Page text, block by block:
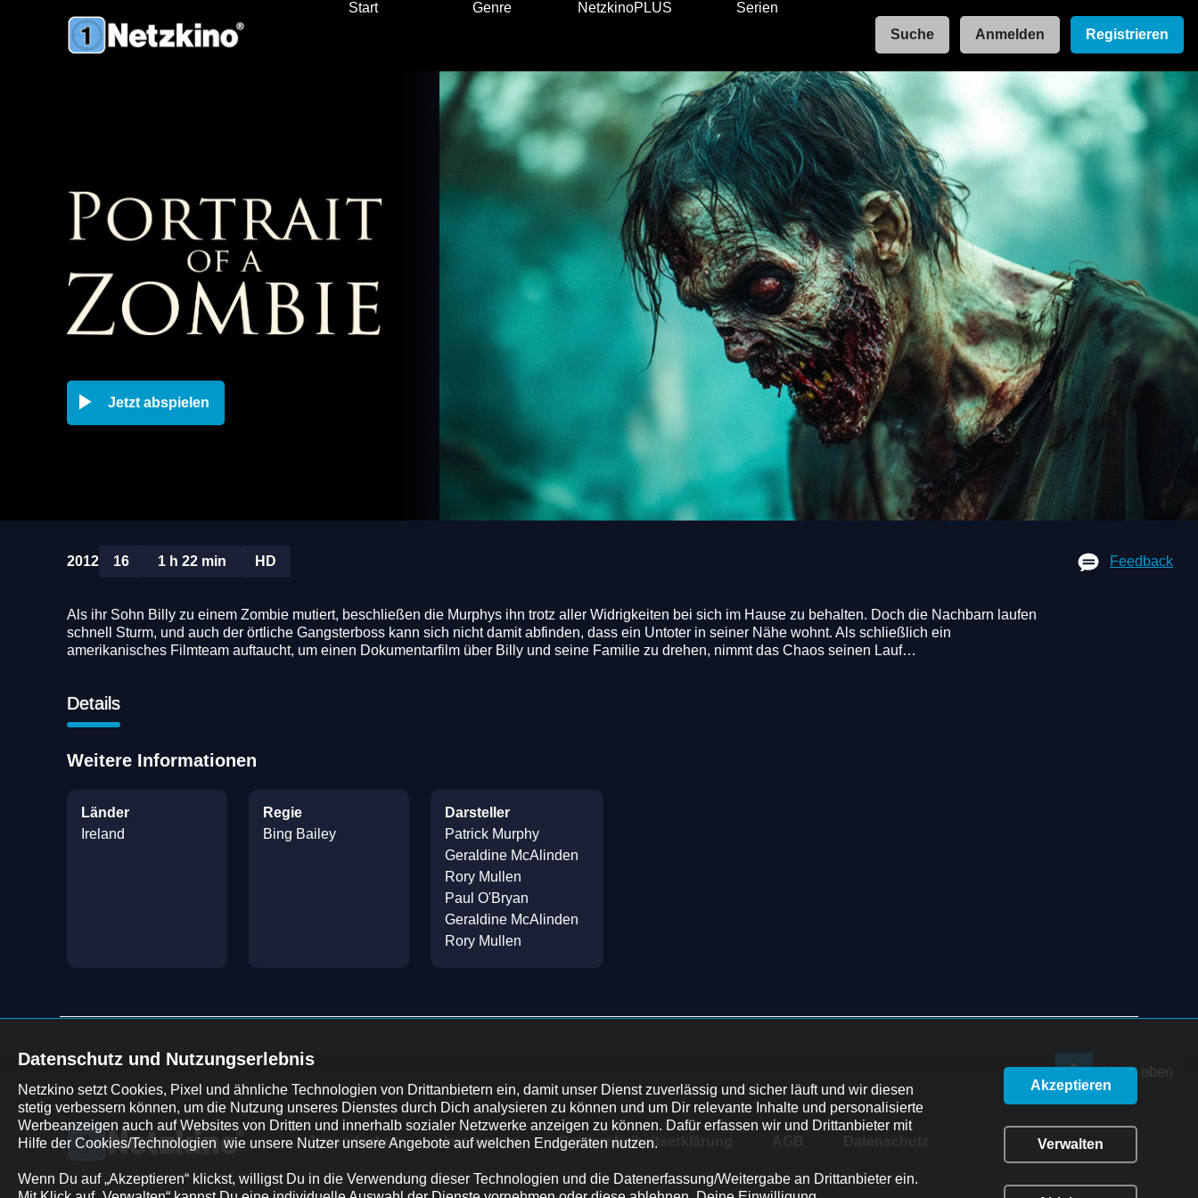
Start Genre NetzkinoPLUS
Serien
Suche
Anmelden Registrieren
Jetzt abspielen
2012 16 1 h 22 min HD Feedback
Als ihr Sohn Billy zu einem Zombie mutiert, beschließen die Murphys ihn trotz aller Widrigkeiten bei sich im Hause zu behalten. Doch die Nachbarn laufen
schnell Sturm, und auch der örtliche Gangsterboss kann sich nicht damit abfinden, dass ein Untoter in seiner Nähe wohnt. Als schließlich ein
amerikanisches Filmteam auftaucht, um einen Dokumentarfilm über Billy und seine Familie zu drehen, nimmt das Chaos seinen Lauf…
Details
Weitere Informationen
Länder
Ireland
Regie
Bing Bailey
Darsteller
Patrick Murphy
Geraldine McAlinden
Rory Mullen
Paul O'Bryan
Geraldine McAlinden
Rory Mullen
Datenschutz und Nutzungserlebnis
Netzkino setzt Cookies, Pixel und ähnliche Technologien von Drittanbietern ein, damit unser Dienst zuverlässig und sicher läuft und wir diesen
stetig verbessern können, um die Nutzung unseres Dienstes durch Dich analysieren zu können und um Dir relevante Inhalte und personalisierte
Werbeanzeigen auch auf Websites von Dritten und innerhalb sozialer Netzwerke anzeigen zu können. Dafür erfassen wir und Drittanbieter mit
Hilfe der Cookies/Technologien  wie unsere Nutzer unsere Angebote auf welchen Endgeräten nutzen.
Wenn Du auf „Akzeptieren“ klickst, willigst Du in die Verwendung dieser Technologien und die Datenerfassung/Weitergabe an Drittanbieter ein.
Akzeptieren
Verwalten
Nach oben
Jugendschutz Impressum Barrierefreiheitserklärung